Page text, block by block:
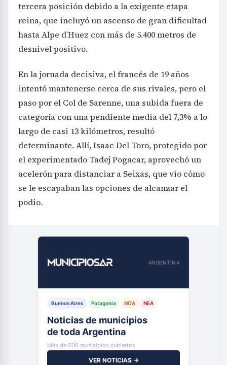
tercera posición debido a la exigente etapa
reina, que incluyó un ascenso de gran dificultad
hasta Alpe d’Huez con más de 5.400 metros de
desnivel positivo.
En la jornada decisiva, el francés de 19 años
intentó mantenerse cerca de sus rivales, pero el
paso por el Col de Sarenne, una subida fuera de
categoría con una pendiente media del 7,3% a lo
largo de casi 13 kilómetros, resultó
determinante. Allí, Isaac Del Toro, protegido por
el experimentado Tadej Pogacar, aprovechó un
acelerón para distanciar a Seixas, que vio cómo
se le escapaban las opciones de alcanzar el
podio.
ARGENTINA
Buenos Aires Patagonia NOA NEA
Noticias de municipios
de toda Argentina
Más de 500 municipios cubiertos
VER NOTICIAS →